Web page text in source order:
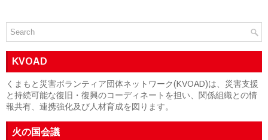
KVOAD
くまもと災害ボランティア団体ネットワーク(KVOAD)は、災害支援
と持続可能な復旧・復興のコーディネートを担い、関係組織との情
報共有、連携強化及び人材育成を図ります。
火の国会議